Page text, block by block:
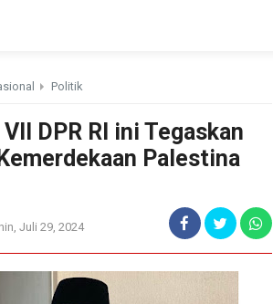
Politik
DPR RI ini Tegaskan
Palestina
Juli 29, 2024